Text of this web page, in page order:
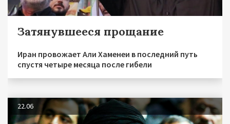
Затянувшееся прощание
Иран провожает Али Хаменеи в последний путь
спустя четыре месяца после гибели
22.06